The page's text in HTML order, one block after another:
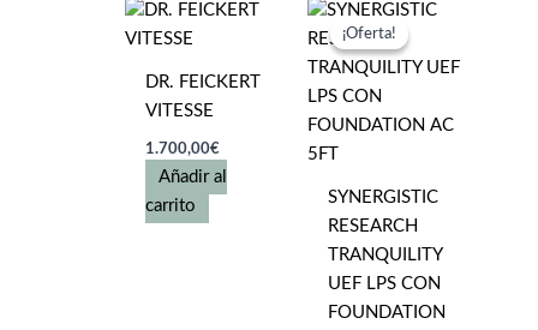
DR. FEICKERT
VITESSE
1.700,00€
Añadir al
carrito
¡Oferta!
¡Oferta!
SYNERGISTIC
RESEARCH
TRANQUILITY
UEF LPS CON
FOUNDATION